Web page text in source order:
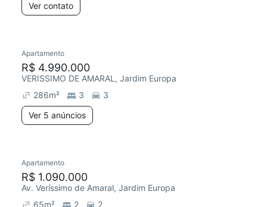
Ver contato
Apartamento
R$ 4.990.000
VERISSIMO DE AMARAL, Jardim Europa
286m² 3
3
Ver 5 anúncios
Apartamento
R$ 1.090.000
Av. Veríssimo de Amaral, Jardim Europa
65m² 2 2